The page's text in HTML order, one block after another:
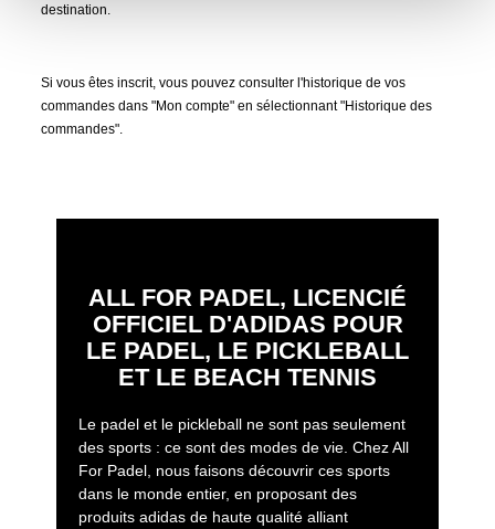
destination.
Si vous êtes inscrit, vous pouvez consulter l'historique de vos
commandes dans "Mon compte" en sélectionnant "Historique des
commandes".
ALL FOR PADEL, LICENCIÉ
OFFICIEL D'ADIDAS POUR
LE PADEL, LE PICKLEBALL
ET LE BEACH TENNIS
Le padel et le pickleball ne sont pas seulement
des sports : ce sont des modes de vie. Chez All
For Padel, nous faisons découvrir ces sports
dans le monde entier, en proposant des
produits adidas de haute qualité alliant